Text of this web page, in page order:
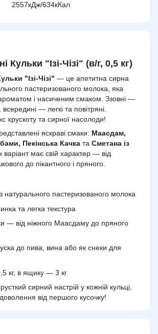
2557кДж/634кКал
Кульки "Ізі-Чізі" (в/г, 0,5 кг)
"Ізі-Чізі" — це апетитна сирна
пастеризованого молока, яка
і насиченим смаком. Ззовні —
— легкі та повітряні.
хрускоту та сирної насолоди!
яскраві смаки: Маасдам,
Пекінська Качка та Сметана із
варіант має свій характер — від
до пікантного і пряного.
натурального пастеризованого молока
та легка текстура
— від ніжного Маасдаму до пряного
до пива, вина або як снеки для
кг, в ящику — 3 кг
сирний настрій у кожній кульці,
від першого кусочку!